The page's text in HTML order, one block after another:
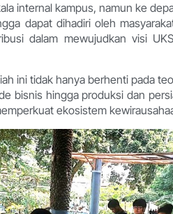
internal kampus, namun ke
dapat dihadiri oleh
dalam mewujudkan visi
ini tidak hanya berhenti pada
bisnis hingga produksi dan
ekosistem